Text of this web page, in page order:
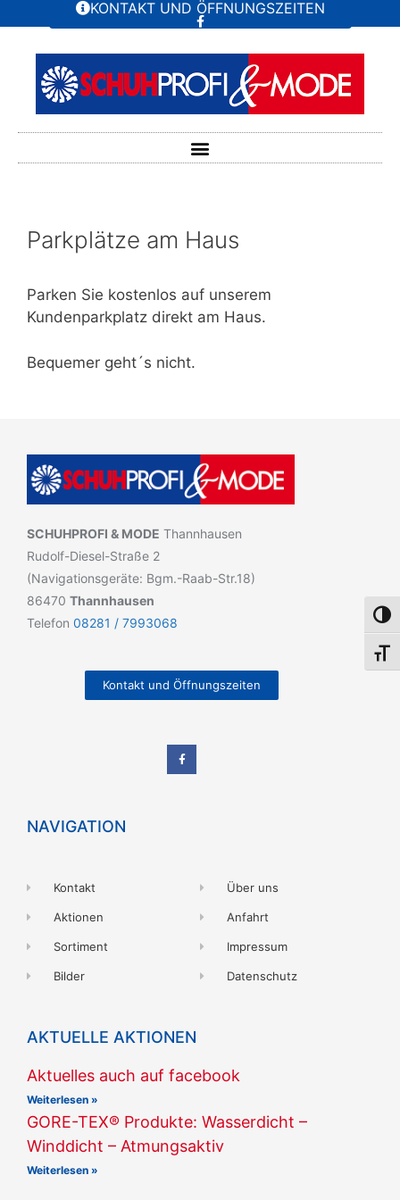
KONTAKT UND ÖFFNUNGSZEITEN
Parkplätze am Haus
Parken Sie kostenlos auf unserem
Kundenparkplatz direkt am Haus.
Bequemer geht´s nicht.
SCHUHPROFI & MODE Thannhausen
Rudolf-Diesel-Straße 2
(Navigationsgeräte: Bgm.-Raab-Str.18)
86470 Thannhausen
Telefon 08281 / 7993068
Kontakt und Öffnungszeiten
NAVIGATION
Kontakt
Aktionen
Sortiment
Bilder
Über uns
Anfahrt
Impressum
Datenschutz
AKTUELLE AKTIONEN
Aktuelles auch auf facebook
Weiterlesen »
GORE-TEX® Produkte: Wasserdicht –
Winddicht – Atmungsaktiv
Weiterlesen »